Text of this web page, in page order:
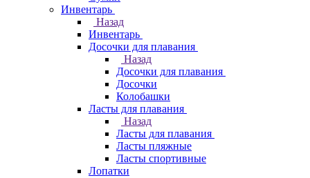
Инвентарь
Назад
Инвентарь
Досочки для плавания
Назад
Досочки для плавания
Досочки
Колобашки
Ласты для плавания
Назад
Ласты для плавания
Ласты пляжные
Ласты спортивные
Лопатки